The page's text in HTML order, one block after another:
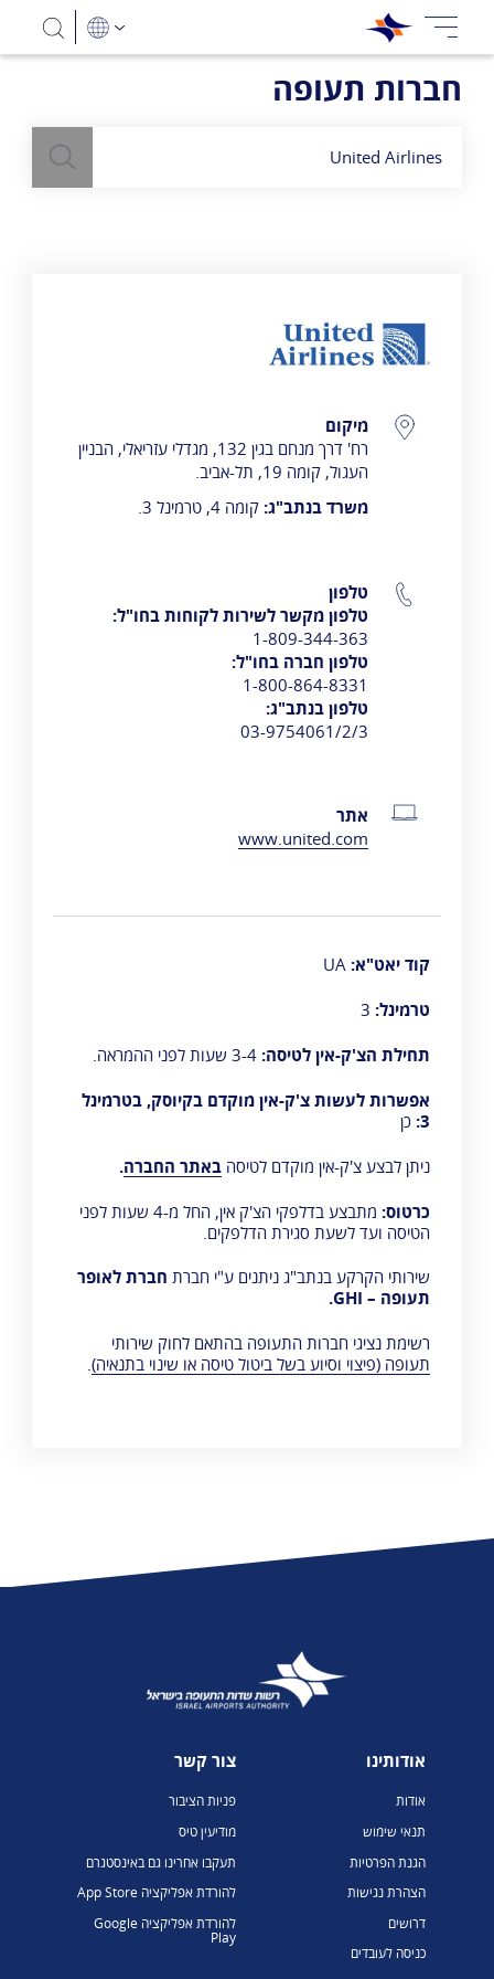
חברות תעופה
United Airlines
פרטי התקשרות
מיקום
רח' דרך מנחם בגין 132, מגדלי עזריאלי, הבניין
העגול, קומה 19, תל-אביב.
משרד בנתב"ג: קומה 4, טרמינל 3.
טלפון
טלפון מקשר לשירות לקוחות בחו"ל:
1-809-344-363
טלפון חברה בחו"ל:
1-800-864-8331
טלפון בנתב"ג:
03-9754061/2/3
אתר
www.united.com
קוד יאט"א: UA
טרמינל:
תחילת הצ'ק-אין לטיסה: 3-4 שעות לפני ההמראה.
אפשרות לעשות צ'ק-אין מוקדם בקיוסק, בטרמינל
3: כן
ניתן לבצע צ'ק-אין מוקדם לטיסה באתר החברה.
כרטוס:
מתבצע בדלפקי הצ'ק אין, החל מ-4 שעות לפני
הטיסה ועד לשעת סגירת הדלפקים.
שירותי הקרקע בנתב"ג ניתנים ע"י חברת חברת לאופר
תעופה – GHI
.
רשימת נציגי חברות התעופה בהתאם לחוק שירותי
תעופה (פיצוי וסיוע בשל ביטול טיסה או שינוי בתנאיה).
אודותינו
אודות
תנאי שימוש
הגנת הפרטיות
הצהרת נגישות
דרושים
כניסה לעובדים
צור קשר
פניות הציבור
מודיעין טיס
תעקבו אחרינו גם באינסטגרם
להורדת אפליקציה App Store
להורדת אפליקציה Google
Play